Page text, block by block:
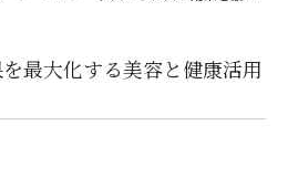
最大化する美容と健康活用